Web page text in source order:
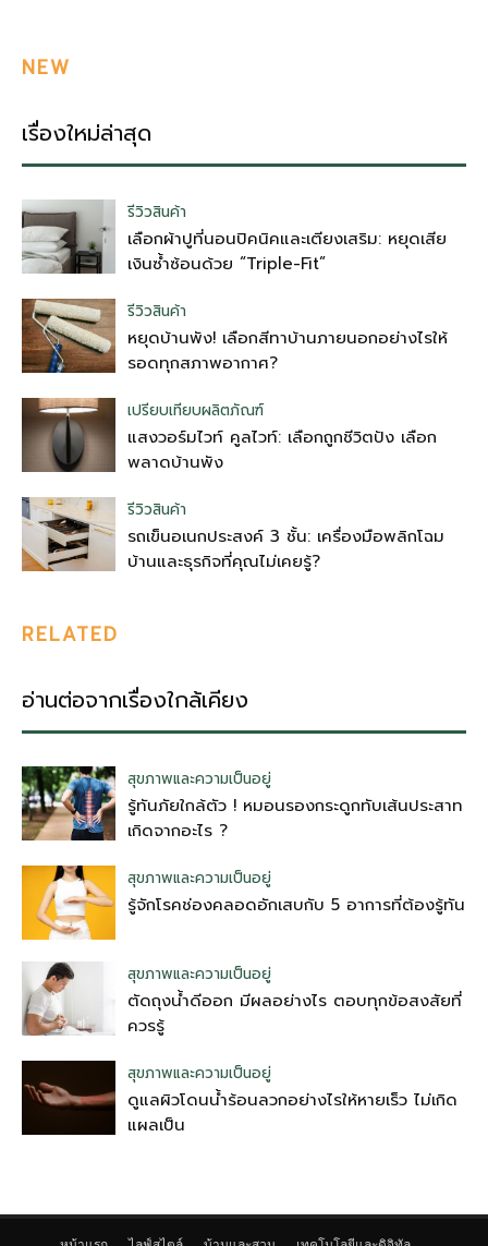
NEW
เรื่องใหม่ล่าสุด
รีวิวสินค้า
เลือกผ้าปูที่นอนปิคนิคและเตียงเสริม: หยุดเสีย
เงินซ้ำซ้อนด้วย “Triple-Fit”
รีวิวสินค้า
หยุดบ้านพัง! เลือกสีทาบ้านภายนอกอย่างไรให้
รอดทุกสภาพอากาศ?
เปรียบเทียบผลิตภัณฑ์
แสงวอร์มไวท์ คูลไวท์: เลือกถูกชีวิตปัง เลือก
พลาดบ้านพัง
รีวิวสินค้า
รถเข็นอเนกประสงค์ 3 ชั้น: เครื่องมือพลิกโฉม
บ้านและธุรกิจที่คุณไม่เคยรู้?
RELATED
อ่านต่อจากเรื่องใกล้เคียง
สุขภาพและความเป็นอยู่
รู้ทันภัยใกล้ตัว ! หมอนรองกระดูกทับเส้นประสาท
เกิดจากอะไร ?
สุขภาพและความเป็นอยู่
รู้จักโรคช่องคลอดอักเสบกับ 5 อาการที่ต้องรู้ทัน
สุขภาพและความเป็นอยู่
ตัดถุงน้ําดีออก มีผลอย่างไร ตอบทุกข้อสงสัยที่
ควรรู้
สุขภาพและความเป็นอยู่
ดูแลผิวโดนน้ำร้อนลวกอย่างไรให้หายเร็ว ไม่เกิด
แผลเป็น